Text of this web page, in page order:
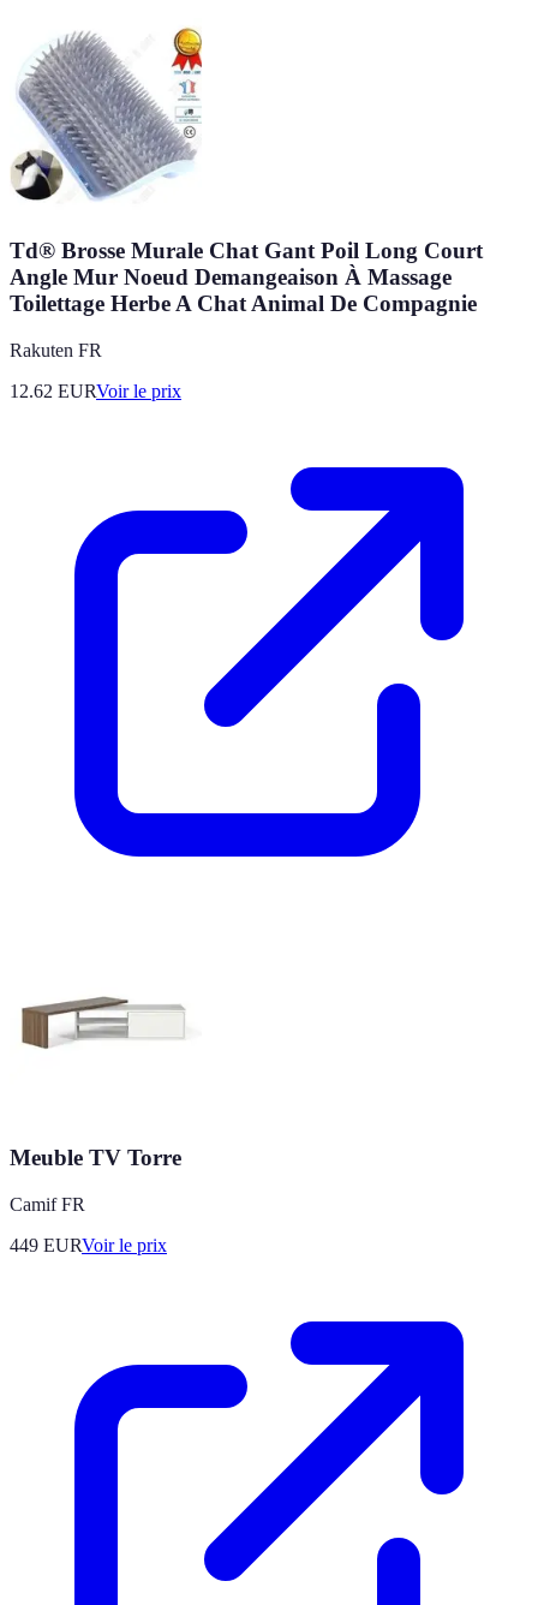
Td® Brosse Murale Chat Gant Poil Long Court
Angle Mur Noeud Demangeaison À Massage
Toilettage Herbe A Chat Animal De Compagnie
Rakuten FR
12.62 EURVoir le prix
Meuble TV Torre
Camif FR
449 EURVoir le prix